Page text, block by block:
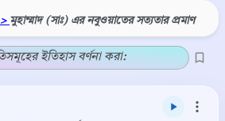
মুহাম্মাদ (সাঃ) এর নবুওয়াতের সত্যতার প্রমাণ
ইতিহাস বর্ণনা করা: